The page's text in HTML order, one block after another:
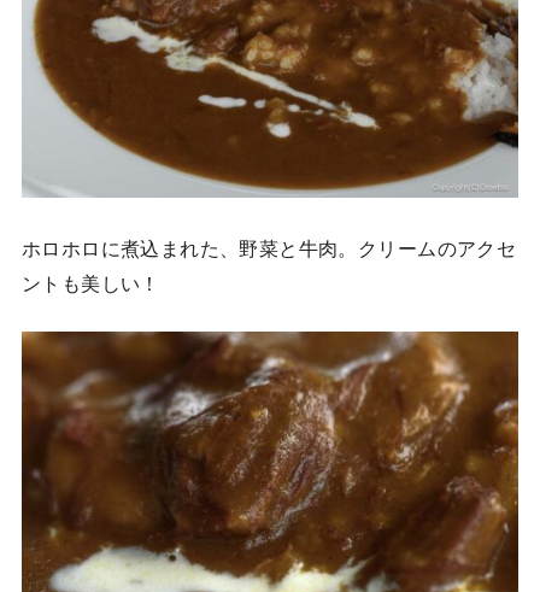
ホロホロに煮込まれた、野菜と牛肉。クリームのアクセ
ントも美しい！